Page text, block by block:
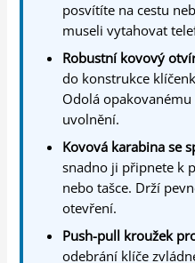
posvítíte na cestu
museli vytahovat
Robustní kovový
do konstrukce
Odolá
uvolnění.
Kovová karabina se
snadno ji připnete k
nebo tašce. Drží
otevření.
Push-pull kroužek
odebrání klíče